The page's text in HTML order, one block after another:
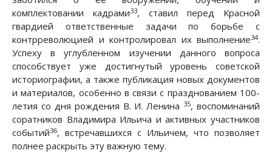
комплектовании кадрами33, ставил перед Красной
гвардией ответственные задачи по борьбе с
контрреволюцией и контролировал их выполнение34.
Успеху в углубленном изучении данного вопроса
способствует уже достигнутый уровень советской
историографии, а также публикация новых документов
и материалов, особенно в связи с празднованием 100-
летия со дня рождения В. И. Ленина 35, воспоминаний
соратников Владимира Ильича и активных участников
событий36, встречавшихся с Ильичем, что позволяет
полнее раскрыть эту важную тему.